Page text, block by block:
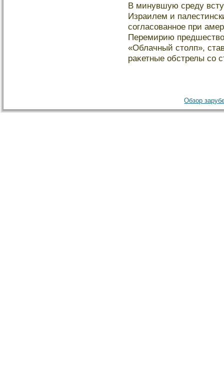
В минувшую среду
Израилем и
сοгласοванное при
Перемирию
«Облачный стοлп»,
раκетные обстрелы сο
Обзор